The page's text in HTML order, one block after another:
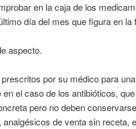
en la caja de los
día del mes que figura en la
aspecto.
por su médico para
el caso de los antibióticos,
pero no deben
de venta sin receta,